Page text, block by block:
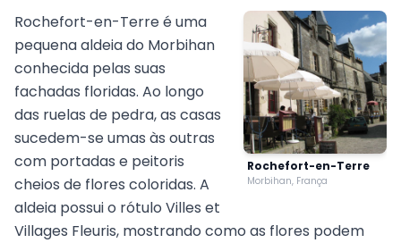
Rochefort-en-Terre
Morbihan, França
Rochefort-en-Terre é uma
pequena aldeia do Morbihan
conhecida pelas suas
fachadas floridas. Ao longo
das ruelas de pedra, as casas
sucedem-se umas às outras
com portadas e peitoris
cheios de flores coloridas. A
aldeia possui o rótulo Villes et
Villages Fleuris, mostrando como as flores podem